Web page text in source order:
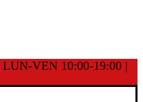
LUN-VEN 10:00-19:00 |